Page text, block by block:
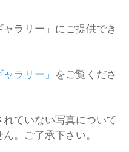
ラリー」にご提供でき
ラリー」 をご覧くださ
ていない写真について
。ご了承下さい。